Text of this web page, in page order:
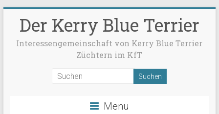
Der Kerry Blue Terrier
Interessengemeinschaft von Kerry Blue Terrier
Züchtern im KfT
Menu